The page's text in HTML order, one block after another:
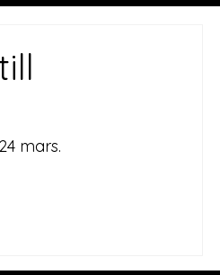
mars.